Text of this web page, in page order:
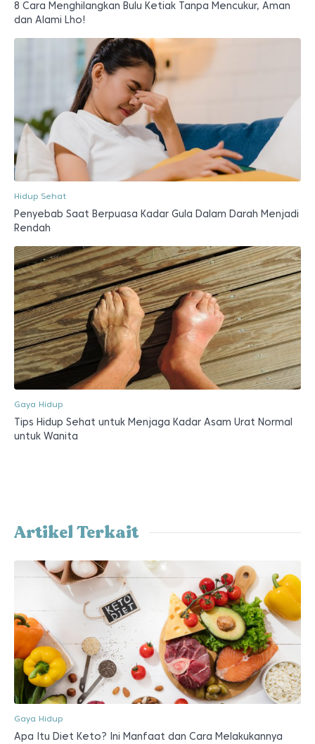
8 Cara Menghilangkan Bulu Ketiak Tanpa Mencukur, Aman
dan Alami Lho!
Hidup Sehat
Penyebab Saat Berpuasa Kadar Gula Dalam Darah Menjadi
Rendah
Gaya Hidup
Tips Hidup Sehat untuk Menjaga Kadar Asam Urat Normal
untuk Wanita
Artikel Terkait
Gaya Hidup
Apa Itu Diet Keto? Ini Manfaat dan Cara Melakukannya